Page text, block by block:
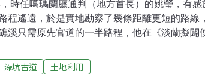
時任噶瑪蘭廳通判（地方首長）的姚瑩，有感
程遙遠，於是實地勘察了幾條距離更短的路線
溪只需原先官道的一半路程，他在《淡蘭擬闢
稠密。」由此段內文我們可以想像，當時已有
林、石碇等地拓墾，從原鄉帶來種植茶樹的技
深坑古道 土地利用